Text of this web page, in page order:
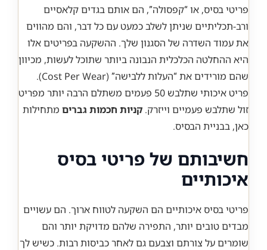
פריטי בסיס, או “קפסולה”, הם אותם בגדים קלאסיים
ורב-תכליתיים שניתן לשלב כמעט עם כל דבר, והם מהווים
את עמוד השדרה של הסגנון שלך. ההשקעה בפריטים אלו
היא ההחלטה הכלכלית הנבונה ביותר שתוכל לעשות, מכיוון
שהם מורידים את “העלות ללבישה” (Cost Per Wear).
פריט איכותי שתלבש 50 פעמים משתלם הרבה יותר מפריט
זול שתלבש פעמיים וייזרק. קניות חכמות גברים מתחילות
כאן, בבניית הבסיס.
חשיבותם של פריטי בסיס
איכותיים
פריטי בסיס איכותיים הם השקעה לטווח ארוך. הם עשויים
מבדים טובים יותר, התפירה שלהם מדויקת יותר והם
שומרים על צורתם וצבעם גם לאחר כביסות רבות. כשיש לך